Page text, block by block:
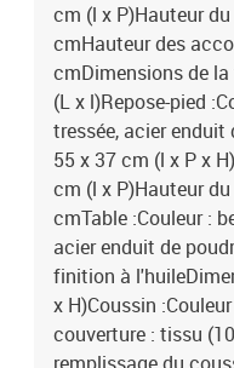
cm (l x P)Hauteur
cmHauteur des
cmDimensions de
(L x l)Repose-pied
tressée, acier enduit
55 x 37 cm (l x P x
cm (l x P)Hauteur
cmTable :Couleur :
acier enduit de
finition à
x H)Coussin
couverture : tissu